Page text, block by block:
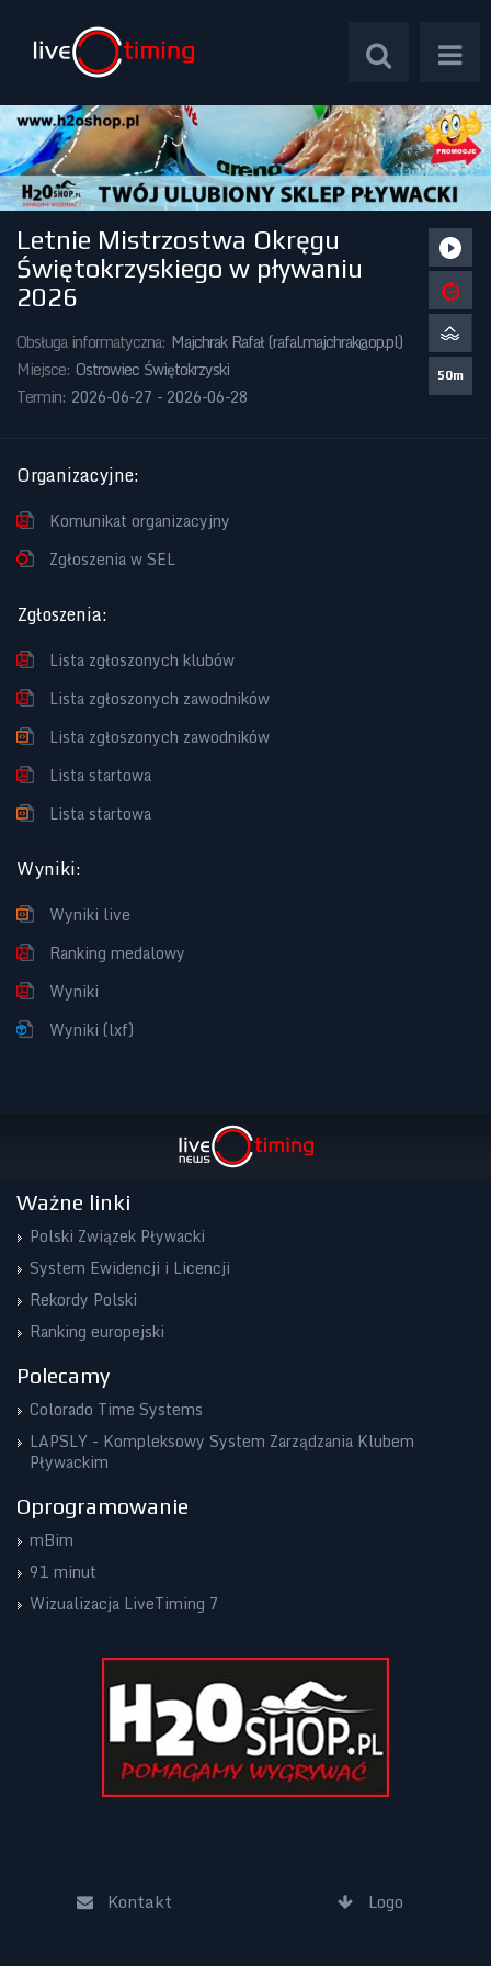
Zawody Międzynarodowe
Zawody Centralne
Zawody Okręgowe
Kalendarz Imprez
Letnie Mistrzostwa Okręgu
Świętokrzyskiego w pływaniu
2026
Obsługa informatyczna: Majchrak Rafał (rafal.majchrak@op.pl)
Miejsce: Ostrowiec Świętokrzyski
Termin: 2026-06-27 - 2026-06-28
50m
Organizacyjne:
Komunikat organizacyjny
Zgłoszenia w SEL
Zgłoszenia:
Lista zgłoszonych klubów
Lista zgłoszonych zawodników
Lista zgłoszonych zawodników
Lista startowa
Lista startowa
Wyniki:
Wyniki live
Ranking medalowy
Wyniki
Wyniki (lxf)
Ważne linki
Polski Związek Pływacki
System Ewidencji i Licencji
Rekordy Polski
Ranking europejski
Polecamy
Colorado Time Systems
LAPSLY - Kompleksowy System Zarządzania Klubem
Pływackim
Oprogramowanie
mBim
91 minut
Wizualizacja LiveTiming 7
Kontakt Logo